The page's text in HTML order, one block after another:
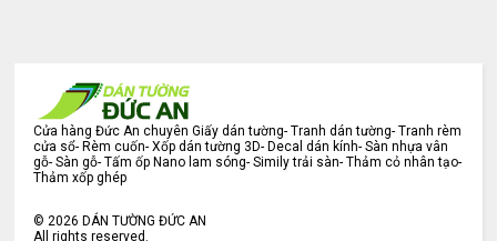
Cửa hàng Đức An chuyên Giấy dán tường- Tranh dán tường- Tranh rèm
cửa sổ- Rèm cuốn- Xốp dán tường 3D- Decal dán kính- Sàn nhựa vân
gỗ- Sàn gỗ- Tấm ốp Nano lam sóng- Simily trải sàn- Thảm cỏ nhân tạo-
Thảm xốp ghép
©2026 DÁN TƯỜNG ĐỨC AN
All rights reserved.